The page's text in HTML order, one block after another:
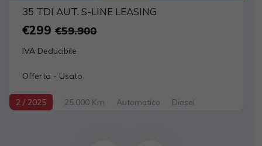
35 TDI AUT. S-LINE LEASING
€299 €59.900
IVA Deducibile
Offerta - Usato
2 / 2025 25.000 Km Automatico
Diesel